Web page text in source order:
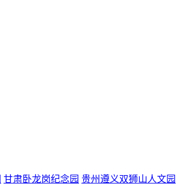
甘肃卧龙岗纪念园 贵州遵义双狮山人文园